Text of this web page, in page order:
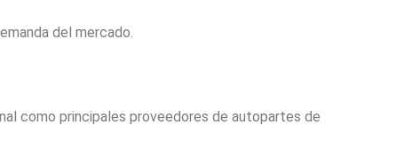
del mercado.
como principales proveedores de autopartes de